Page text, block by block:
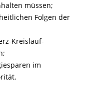
müssen;
Folgen der
Kreislauf-
im